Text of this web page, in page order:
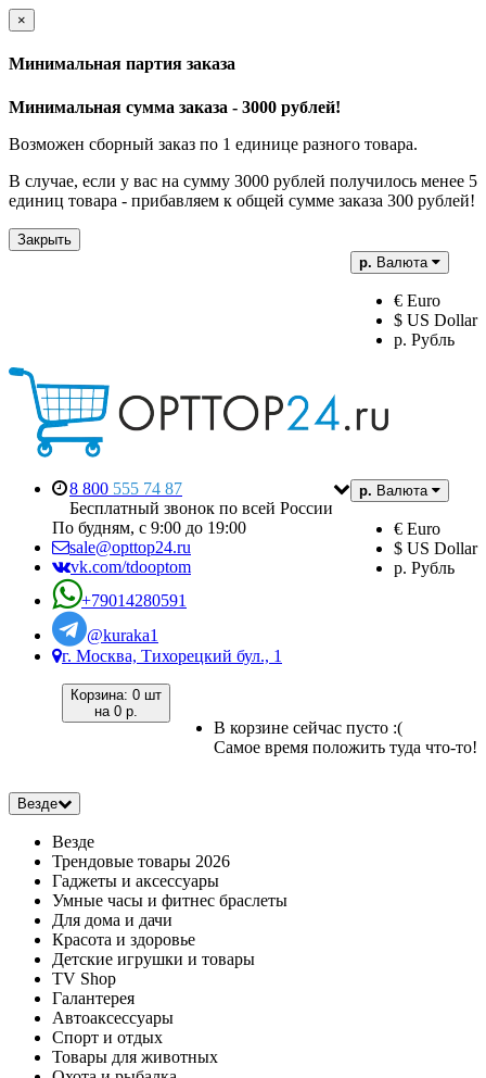
×
Минимальная партия заказа
Минимальная сумма заказа - 3000 рублей!
Возможен сборный заказ по 1 единице разного товара.
В случае, если у вас на сумму 3000 рублей получилось менее 5
единиц товара - прибавляем к общей сумме заказа 300 рублей!
Закрыть
р. Валюта
€ Euro
$ US Dollar
р. Рубль
р. Валюта
€ Euro
$ US Dollar
р. Рубль
8 800 555 74 87
Бесплатный звонок по всей России
По будням, с 9:00 до 19:00
sale@opttop24.ru
vk.com/tdooptom
+79014280591
@kuraka1
г. Москва, Тихорецкий бул., 1
Корзина: 0 шт
на 0 р.
В корзине сейчас пусто :(
Самое время положить туда что-то!
Везде
Везде
Трендовые товары 2026
Гаджеты и аксессуары
Умные часы и фитнес браслеты
Для дома и дачи
Красота и здоровье
Детские игрушки и товары
TV Shop
Галантерея
Автоаксессуары
Спорт и отдых
Товары для животных